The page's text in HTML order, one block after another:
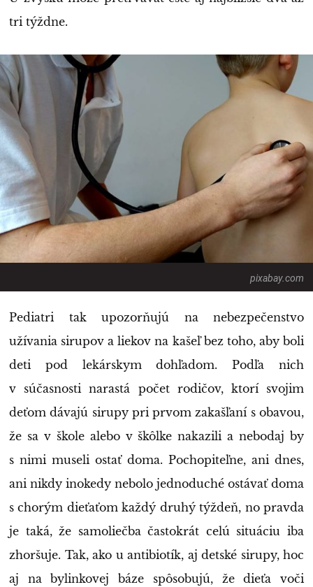
tri týždne.
pixabay.com
Pediatri tak upozorňujú na nebezpečenstvo
užívania sirupov a liekov na kašeľ bez toho, aby boli
deti pod lekárskym dohľadom. Podľa nich
v súčasnosti narastá počet rodičov, ktorí svojim
deťom dávajú sirupy pri prvom zakašľaní s obavou,
že sa v škole alebo v škôlke nakazili a nebodaj by
s nimi museli ostať doma. Pochopiteľne, ani dnes,
ani nikdy inokedy nebolo jednoduché ostávať doma
s chorým dieťaťom každý druhý týždeň, no pravda
je taká, že samoliečba častokrát celú situáciu iba
zhoršuje. Tak, ako u antibiotík, aj detské sirupy, hoc
aj na bylinkovej báze spôsobujú, že dieťa voči